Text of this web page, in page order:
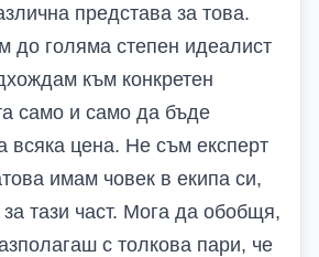
представа за това.
до голяма степен идеалист
към конкретен
само и само да бъде
всяка цена. Не съм експерт
имам човек в екипа си,
за тази част. Мога да обобщя,
с толкова пари, че